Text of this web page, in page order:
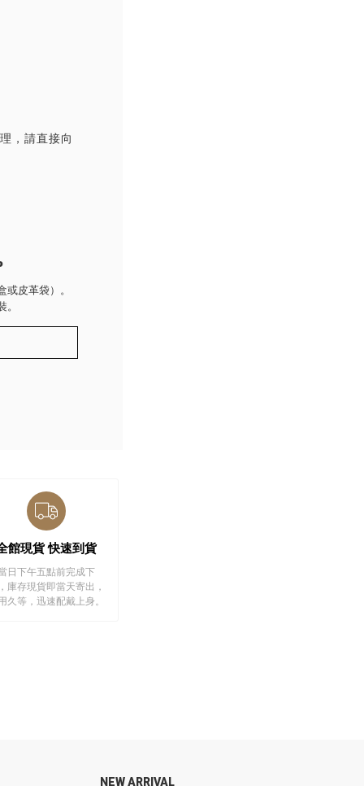
，請直接向
皮革袋）。
館現貨 快速到貨
日下午五點前完成下
庫存現貨即當天寄出，
久等，迅速配戴上身。
NEW ARRIVAL